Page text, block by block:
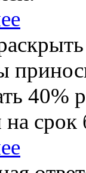
40%
на срок